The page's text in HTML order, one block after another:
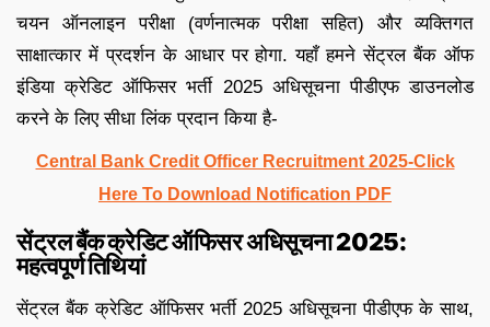
चयन ऑनलाइन परीक्षा (वर्णनात्मक परीक्षा सहित) और व्यक्तिगत
साक्षात्कार में प्रदर्शन के आधार पर होगा. यहाँ हमने सेंट्रल बैंक ऑफ
इंडिया क्रेडिट ऑफिसर भर्ती 2025 अधिसूचना पीडीएफ डाउनलोड
करने के लिए सीधा लिंक प्रदान किया है-
Central Bank Credit Officer Recruitment 2025-Click
Here To Download Notification PDF
सेंट्रल बैंक क्रेडिट ऑफिसर अधिसूचना 2025:
महत्वपूर्ण तिथियां
सेंट्रल बैंक क्रेडिट ऑफिसर भर्ती 2025 अधिसूचना पीडीएफ के साथ,